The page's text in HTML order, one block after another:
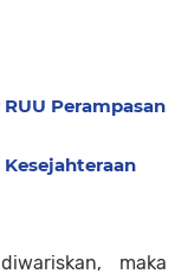
Perampasan
Kesejahteraan
maka